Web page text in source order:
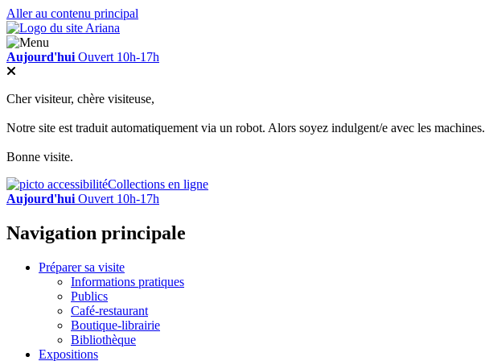
Aller au contenu principal
Aujourd'hui Ouvert 10h-17h
Cher visiteur, chère visiteuse,
Notre site est traduit automatiquement via un robot. Alors soyez indulgent/e avec les machines.
Bonne visite.
Collections en ligne
Aujourd'hui Ouvert 10h-17h
Navigation principale
Préparer sa visite
Informations pratiques
Publics
Café-restaurant
Boutique-librairie
Bibliothèque
Expositions